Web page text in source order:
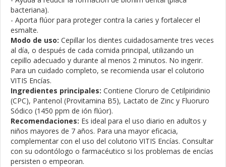
bacteriana).
- Aporta flúor para proteger contra la caries y fortalecer el
esmalte.
Modo de uso: Cepillar los dientes cuidadosamente tres veces
al día, o después de cada comida principal, utilizando un
cepillo adecuado y durante al menos 2 minutos. No ingerir.
Para un cuidado completo, se recomienda usar el colutorio
VITIS Encías.
Ingredientes principales: Contiene Cloruro de Cetilpiridinio
(CPC), Pantenol (Provitamina B5), Lactato de Zinc y Fluoruro
Sódico (1450 ppm de ión flúor).
Recomendaciones: Es ideal para el uso diario en adultos y
niños mayores de 7 años. Para una mayor eficacia,
complementar con el uso del colutorio VITIS Encías. Consultar
con su odontólogo o farmacéutico si los problemas de encías
persisten o empeoran.